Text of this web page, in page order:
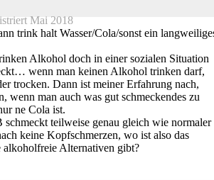
Mai 2018
trink halt Wasser/Cola/sonst ein
Alkohol doch in einer sozialen Situation
wenn man keinen Alkohol trinken darf,
trocken. Dann ist meiner Erfahrung nach,
wenn man auch was gut schmeckendes zu
ne Cola ist.
teilweise genau gleich wie normaler
keine Kopfschmerzen, wo ist also das
alkoholfreie Alternativen gibt?